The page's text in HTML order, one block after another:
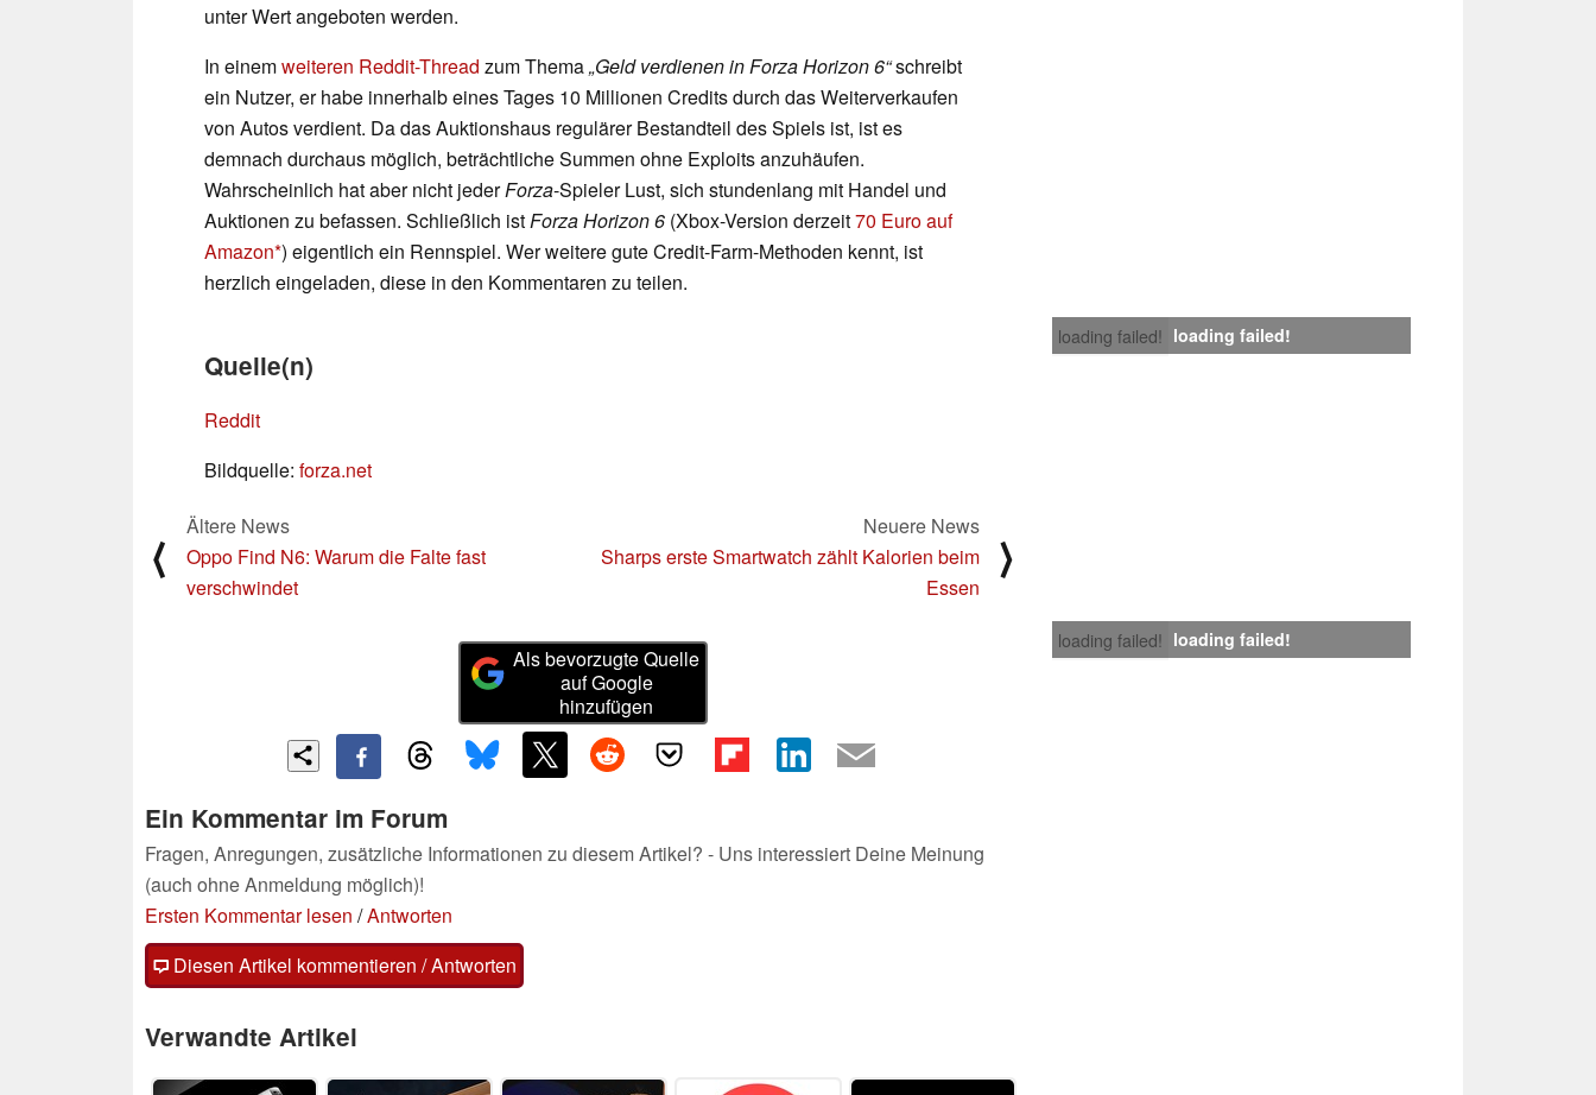
unter Wert angeboten werden.
In einemweiteren Reddit-Thread zum Thema„Geld verdienen in Forza Horizon 6“schreibt
ein Nutzer, er habe innerhalb eines Tages 10 Millionen Credits durch das Weiterverkaufen
von Autos verdient. Da das Auktionshaus regulärer Bestandteil des Spiels ist, ist es
demnach durchaus möglich, beträchtliche Summen ohne Exploits anzuhäufen.
Wahrscheinlich hat aber nicht jederForza-Spieler Lust, sich stundenlang mit Handel und
Auktionen zu befassen. Schließlich istForza Horizon 6 (Xbox-Version derzeit70 Euro auf
Amazon ) eigentlich ein Rennspiel. Wer weitere gute Credit-Farm-Methoden kennt, ist
herzlich eingeladen, diese in den Kommentaren zu teilen.
loading failed! loading failed!
Quelle(n)
Reddit
Bildquelle: forza.net
⟨
Ältere News
Oppo Find N6: Warum die Falte fast
verschwindet
Neuere News
Sharps erste Smartwatch zählt Kalorien beim
Essen
⟩
loading failed! loading failed!
Als bevorzugte Quelle
auf Google
hinzufügen
Ein Kommentar im Forum
Fragen, Anregungen, zusätzliche Informationen zu diesem Artikel? - Uns interessiert Deine Meinung
(auch ohne Anmeldung möglich)!
Ersten Kommentar lesen /Antworten
Diesen Artikel kommentieren / Antworten
Verwandte Artikel